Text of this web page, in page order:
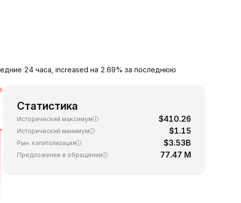
24 часа, increased на 2.69% за последнюю
Статистика
Исторический максимум $410.26
Исторический минимум $1.15
Рын. капитализация $3.53B
Предложение в обращении 77.47 M